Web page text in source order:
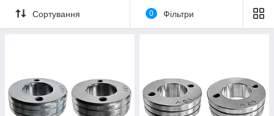
Сортування 0 Фільтри